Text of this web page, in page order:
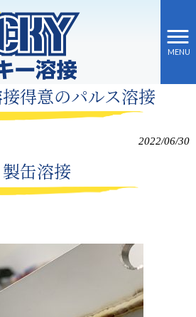
MENU
> ヒッキー溶接得意のパルス溶接
得意のパルス溶接
2022/06/30
製缶溶接